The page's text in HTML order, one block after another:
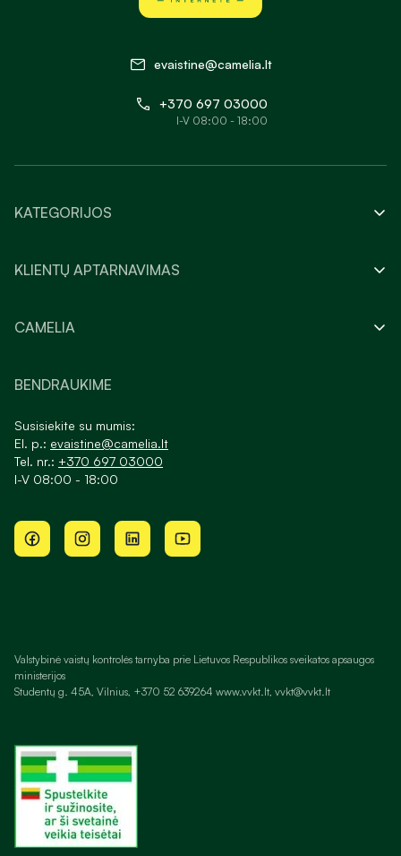
evaistine@camelia.lt
+370 697 03000
I-V 08:00 - 18:00
KATEGORIJOS
KLIENTŲ APTARNAVIMAS
CAMELIA
BENDRAUKIME
Susisiekite su mumis:
El. p.: evaistine@camelia.lt
Tel. nr.: +370 697 03000
I-V 08:00 - 18:00
Valstybinė vaistų kontrolės tarnyba prie Lietuvos Respublikos sveikatos apsaugos
ministerijos
Studentų g. 45A, Vilnius, +370 52 639264 www.vvkt.lt, vvkt@vvkt.lt